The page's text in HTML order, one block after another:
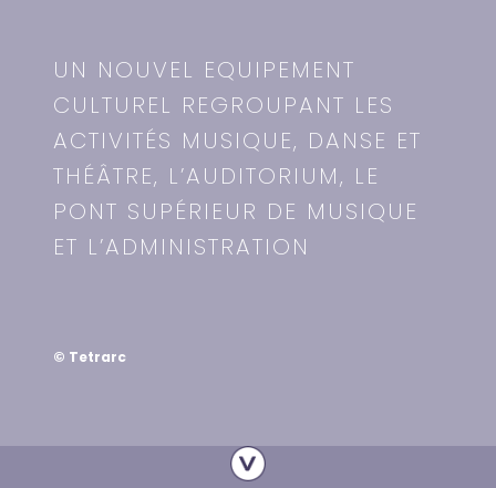
UN NOUVEL EQUIPEMENT
CULTUREL REGROUPANT LES
ACTIVITÉS MUSIQUE, DANSE ET
THÉÂTRE, L’AUDITORIUM, LE
PONT SUPÉRIEUR DE MUSIQUE
ET L’ADMINISTRATION
© Tetrarc